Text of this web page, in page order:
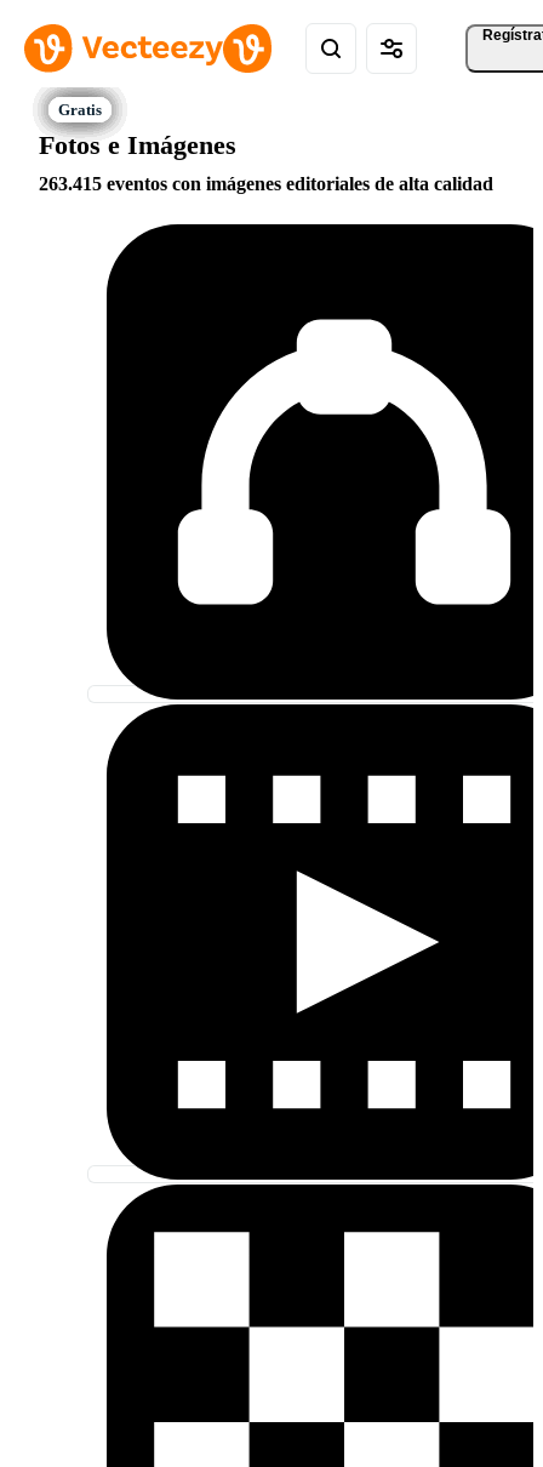
Fotos e Imágenes
263.415 eventos con imágenes editoriales de alta calidad